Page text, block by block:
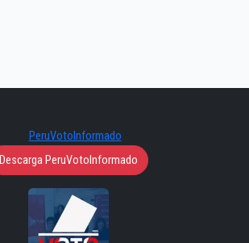
Descarga PeruVotoInformado